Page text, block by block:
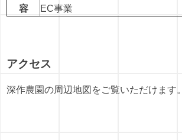
容
EC事業
アクセス
深作農園の周辺地図をご覧いただけます。